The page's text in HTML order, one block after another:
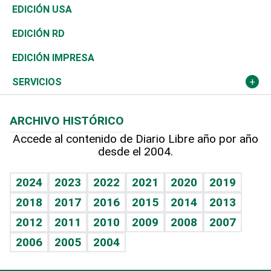
Reportajes
África
Ocenanía
Caribe
Resto del mundo
Vivienda
Telecom.
Global y variable
Economía personal
Buena Vida
Sociales
Novedades
Podcast Arte Libre
Hablando con el pediatra
Vida y familia
Eñe
Celebrando la vida
Sin complejos
Ciclismo
Tenis
Olimpismo
Más deportes
TBT Deportivo
En Directo
Frente al Statu Quo
El Espía
Noticiero Poteleche
Lecturas
Tecnología
Historia
Martes de tecnología
Cambio climático
Economía
Revista
Deportes
Opinión
Hecho en casa
Guía del dinero
EDICIÓN USA
EDICIÓN RD
EDICIÓN IMPRESA
SERVICIOS
Cumpleaños
Horóscopos
Juegos
ARCHIVO HISTÓRICO
Accede al contenido de Diario Libre año por año
desde el 2004.
2024 2023 2022 2021 2020
2019
2018
2017 2016 2015 2014
2013
2012
2011 2010 2009 2008
2007
2006
2005 2004